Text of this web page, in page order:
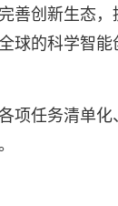
善创新生态
球的科学智能
项任务清单